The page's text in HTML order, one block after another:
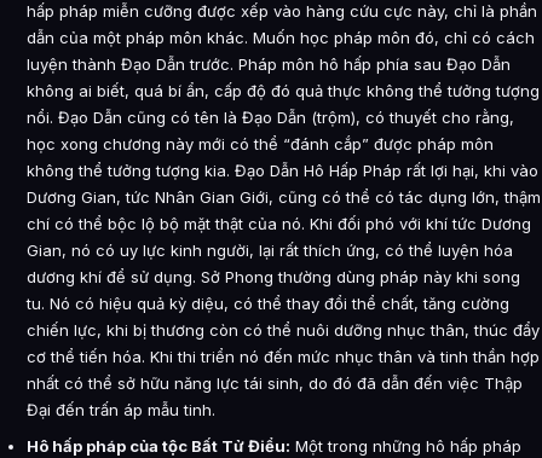
hấp pháp miễn cưỡng được xếp vào hàng cứu cực này, chỉ là phần
dẫn của một pháp môn khác. Muốn học pháp môn đó, chỉ có cách
luyện thành Đạo Dẫn trước. Pháp môn hô hấp phía sau Đạo Dẫn
không ai biết, quá bí ẩn, cấp độ đó quả thực không thể tưởng tượng
nổi. Đạo Dẫn cũng có tên là Đạo Dẫn (trộm), có thuyết cho rằng,
học xong chương này mới có thể “đánh cắp” được pháp môn
không thể tưởng tượng kia. Đạo Dẫn Hô Hấp Pháp rất lợi hại, khi vào
Dương Gian, tức Nhân Gian Giới, cũng có thể có tác dụng lớn, thậm
chí có thể bộc lộ bộ mặt thật của nó. Khi đối phó với khí tức Dương
Gian, nó có uy lực kinh người, lại rất thích ứng, có thể luyện hóa
dương khí để sử dụng. Sở Phong thường dùng pháp này khi song
tu. Nó có hiệu quả kỳ diệu, có thể thay đổi thể chất, tăng cường
chiến lực, khi bị thương còn có thể nuôi dưỡng nhục thân, thúc đẩy
cơ thể tiến hóa. Khi thi triển nó đến mức nhục thân và tinh thần hợp
nhất có thể sở hữu năng lực tái sinh, do đó đã dẫn đến việc Thập
Đại đến trấn áp mẫu tinh.
Hô hấp pháp của tộc Bất Tử Điểu: Một trong những hô hấp pháp